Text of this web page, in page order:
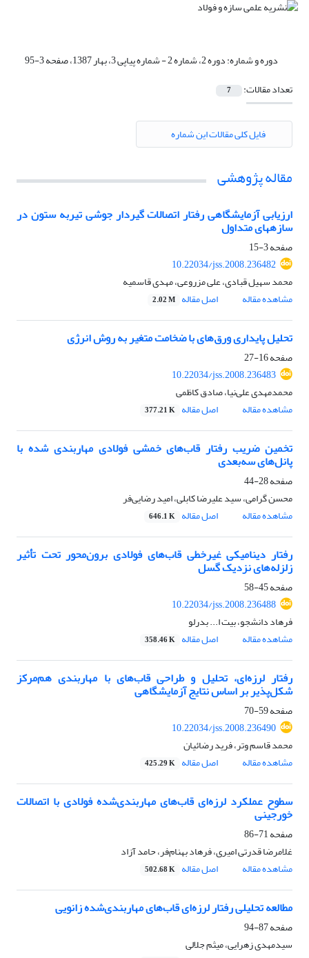
دوره و شماره:دوره 2، شماره 2 - شماره پیاپی 3، بهار 1387، صفحه 3-95
تعداد مقالات:
7
فایل کلی مقالات این شماره
مقاله پژوهشی
ارزیابی آزمایشگاهی رفتار اتصالات گیردار جوشی تیربه ستون در
سازههای متداول
صفحه3-15
10.22034/jss.2008.236482
محمد سهیل قبادی، علی مزروعی، مهدی قاسمیه
مشاهده مقاله
اصل مقاله 2.02 M
تحلیل پایداری ورق‌های با ضخامت متغیر به روش انرژی
صفحه16-27
10.22034/jss.2008.236483
محمدمهدی علی‌نیا، صادق کاظمی
مشاهده مقاله
اصل مقاله 377.21 K
تخمین ضریب رفتار قاب‌های خمشی فولادی مهاربندی شده با
پانل‌های سه‌بعدی
صفحه28-44
محسن گرامی، سید علیرضا کابلی، امید رضایی‌فر
مشاهده مقاله
اصل مقاله 646.1 K
رفتار دینامیکی غیرخطی قاب‌های فولادی برون‌محور تحت تأثیر
زلزله‌های نزدیک گسل
صفحه45-58
10.22034/jss.2008.236488
فرهاد دانشجو، بیت ا... بدرلو
مشاهده مقاله
اصل مقاله 358.46 K
رفتار لرزه‌ای، تحلیل و طراحی قاب‌های با مهاربندی هم‌مرکز
شکل‌پذیر بر اساس نتایج آزمایشگاهی
صفحه59-70
10.22034/jss.2008.236490
محمد قاسم وتر، فرید رضائیان
مشاهده مقاله
اصل مقاله 425.29 K
سطوح عملکرد لرزه‌ای قاب‌های مهاربندی‌شده فولادی با اتصالات
خورجینی
صفحه71-86
غلامرضا قدرتی امیری، فرهاد بهنام‌فر، حامد آزاد
مشاهده مقاله
اصل مقاله 502.68 K
مطالعه تحلیلی رفتار لرزه‌ای قاب‌های مهاربندی‌شده زانویی
صفحه87-94
سیدمهدی زهرایی، میثم جلالی